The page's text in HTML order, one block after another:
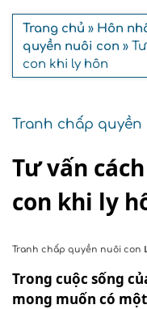
Trang chủ » Hôn
quyền nuôi con »
con khi ly hôn
Tranh chấp quyền
Tư vấn
con khi ly
Tranh chấp quyền nuôi con
Trong cuộc sống
mong muốn có